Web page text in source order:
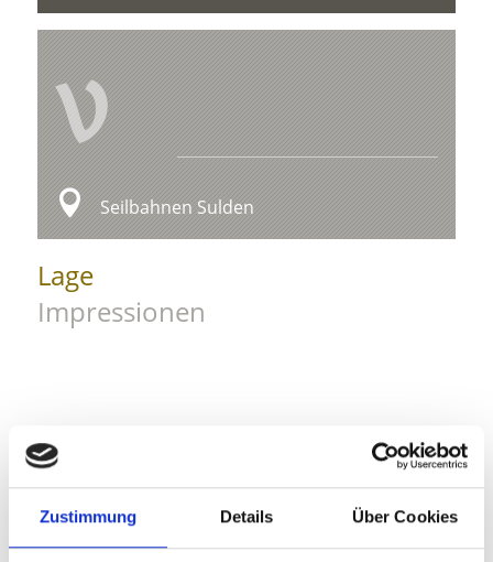
Zustimmung Details Über Cookies
V
Seilbahnen Sulden
Lage
Impressionen